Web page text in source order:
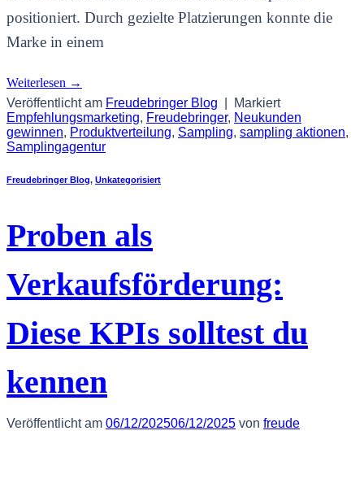
positioniert. Durch gezielte Platzierungen konnte die
Marke in einem
Weiterlesen →
Veröffentlicht am Freudebringer Blog
Markiert
Empfehlungsmarketing, Freudebringer, Neukunden
gewinnen, Produktverteilung, Sampling, sampling aktionen,
Samplingagentur
Freudebringer Blog, Unkategorisiert
Proben als
Verkaufsförderung:
Diese KPIs solltest du
kennen
Veröffentlicht am 06/12/202506/12/2025 von freude